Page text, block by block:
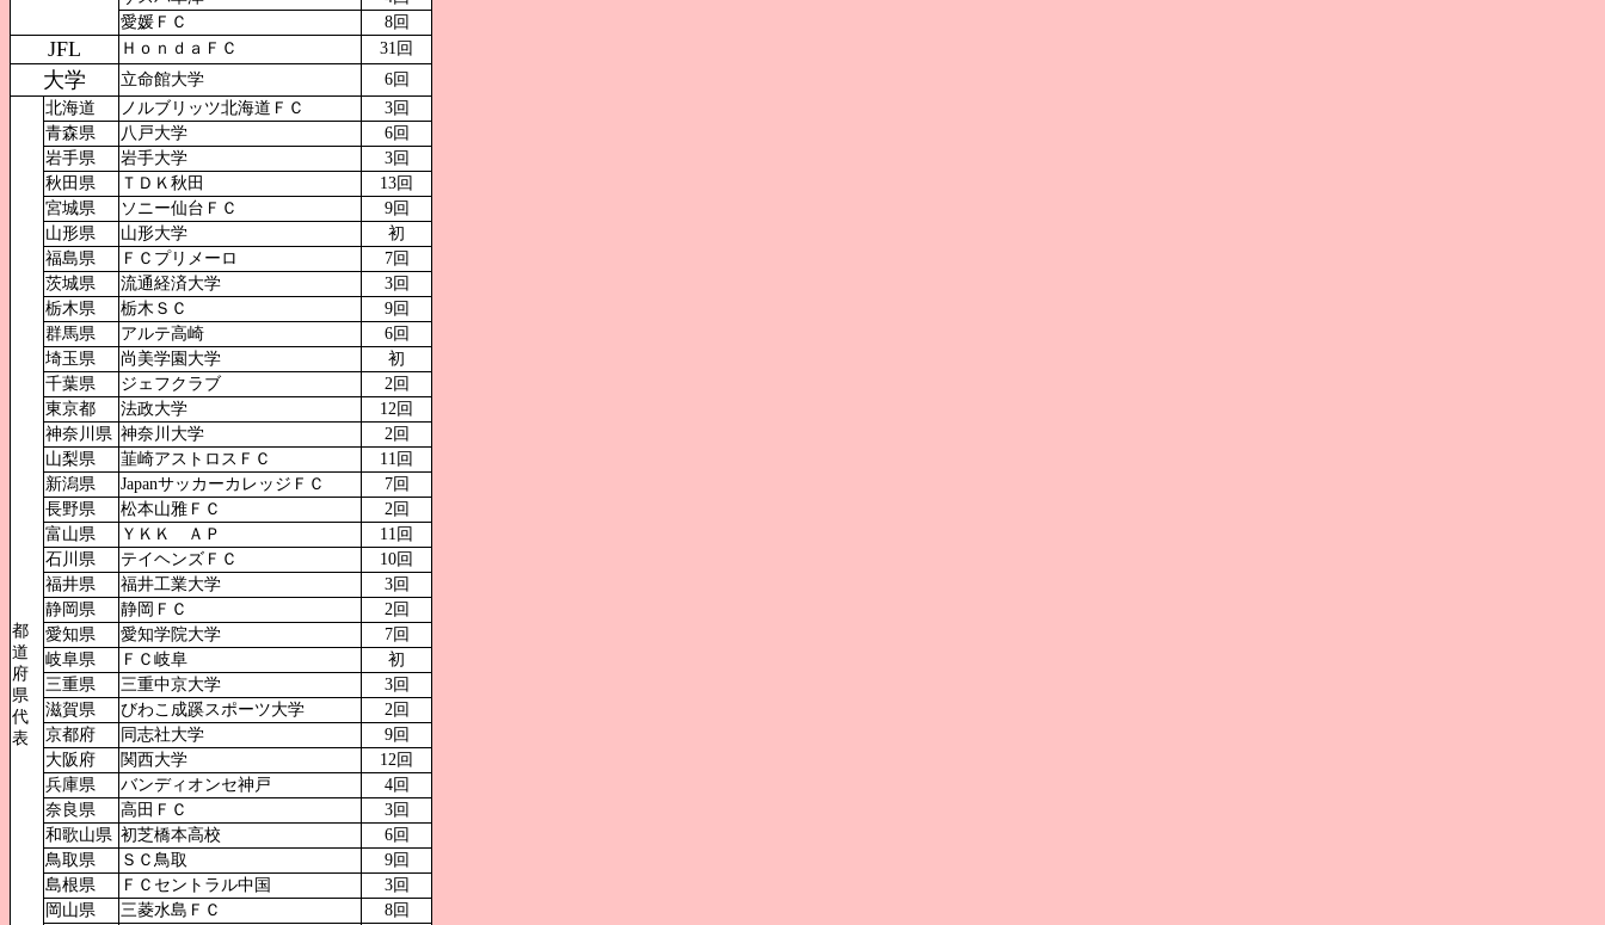
愛媛ＦＣ
8回
JFL ＨｏｎｄａＦＣ 31回
大学 立命館大学 6回
都
道
府
県
代
表
北海道 ノルブリッツ北海道ＦＣ
3回
青森県
八戸大学
6回
岩手県
岩手大学
3回
秋田県
ＴＤＫ秋田
13回
宮城県
ソニー仙台ＦＣ
9回
山形県
山形大学
初
福島県
ＦＣプリメーロ
7回
茨城県
流通経済大学
3回
栃木県
栃木ＳＣ
9回
群馬県
アルテ高崎
6回
埼玉県
尚美学園大学
初
千葉県
ジェフクラブ
2回
東京都
法政大学
12回
神奈川県 神奈川大学
2回
山梨県
韮崎アストロスＦＣ
11回
新潟県
JapanサッカーカレッジＦＣ
7回
長野県
松本山雅ＦＣ
2回
富山県
ＹＫＫ ＡＰ
11回
石川県
テイヘンズＦＣ
10回
福井県
福井工業大学
3回
静岡県
静岡ＦＣ
2回
愛知県
愛知学院大学
7回
岐阜県
ＦＣ岐阜
初
三重県
三重中京大学
3回
滋賀県
びわこ成蹊スポーツ大学
2回
京都府
同志社大学
9回
大阪府
関西大学
12回
兵庫県
バンディオンセ神戸
4回
奈良県
高田ＦＣ
3回
和歌山県 初芝橋本高校
6回
鳥取県
ＳＣ鳥取
9回
島根県
ＦＣセントラル中国
3回
岡山県
三菱水島ＦＣ
8回